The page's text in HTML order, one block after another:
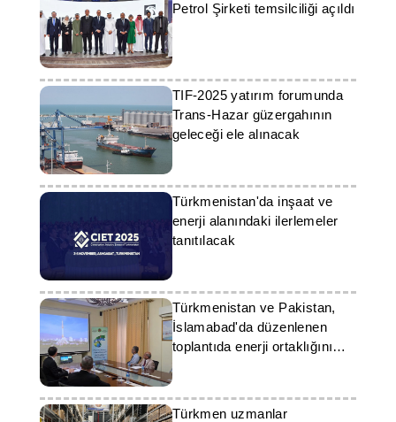
Petrol Şirketi temsilciliği açıldı
TIF-2025 yatırım forumunda
Trans-Hazar güzergahının
geleceği ele alınacak
Türkmenistan'da inşaat ve
enerji alanındaki ilerlemeler
tanıtılacak
Türkmenistan ve Pakistan,
İslamabad'da düzenlenen
toplantıda enerji ortaklığını
görüştü
Türkmen uzmanlar